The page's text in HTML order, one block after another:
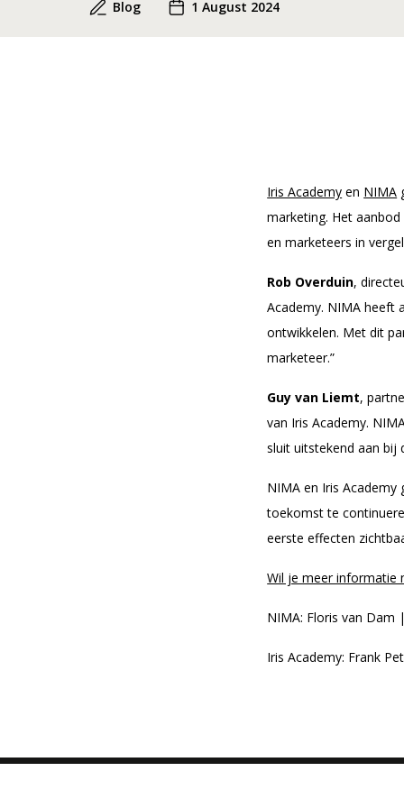
Blog 1 August 2024
Iris Academy en NIMA
marketing. Het aanbod
en marketeers in
Rob Overduin,
Academy. NIMA heeft
ontwikkelen. Met dit
marketeer.”
Guy van Liemt,
van Iris Academy.
sluit uitstekend aan bij
NIMA en Iris Academy
toekomst te
eerste effecten
Wil je meer informatie
NIMA: Floris van Dam
Iris Academy: Frank